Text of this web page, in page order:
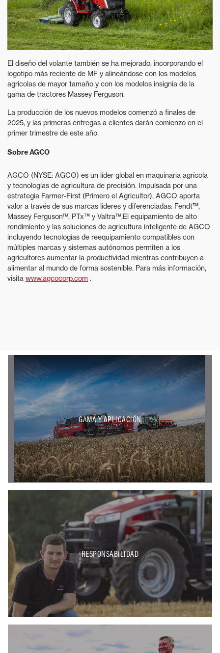
El diseño del volante también se ha mejorado, incorporando el
logotipo más reciente de MF y alineándose con los modelos
agrícolas de mayor tamaño y con los modelos insignia de la
gama de tractores Massey Ferguson.
La producción de los nuevos modelos comenzó a finales de
2025, y las primeras entregas a clientes darán comienzo en el
primer trimestre de este año.
Sobre AGCO
AGCO (NYSE: AGCO) es un líder global en maquinaria agrícola
y tecnologías de agricultura de precisión. Impulsada por una
estrategia Farmer-First (Primero el Agricultor), AGCO aporta
valor a través de sus marcas líderes y diferenciadas: Fendt™,
Massey Ferguson™, PTx™ y Valtra™.El equipamiento de alto
rendimiento y las soluciones de agricultura inteligente de AGCO
incluyendo tecnologías de reequipamiento compatibles con
múltiples marcas y sistemas autónomos permiten a los
agricultores aumentar la productividad mientras contribuyen a
alimentar al mundo de forma sostenible. Para más información,
visita www.agcocorp.com .
GAMA Y APLICACIÓN
RESPONSABILIDAD